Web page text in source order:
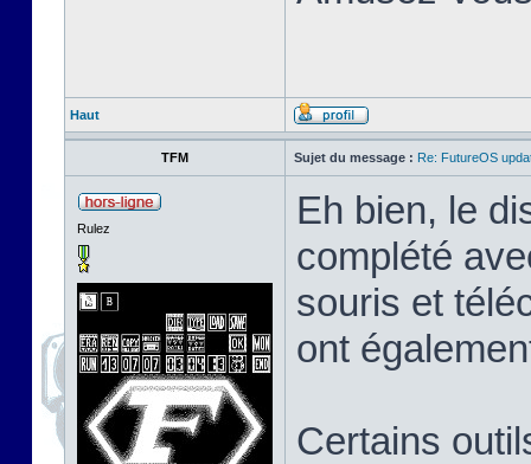
Haut
TFM Sujet du message : Re: FutureOS
Rulez
Eh bien, le
complété
souris et
ont
Certains